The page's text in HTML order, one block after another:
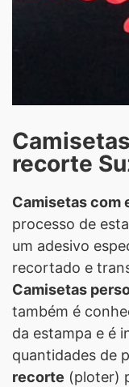
recorte
Camisetas com
processo de
um adesivo
recortado e
Camisetas
também é
da estampa e é
quantidades de
recorte (ploter)